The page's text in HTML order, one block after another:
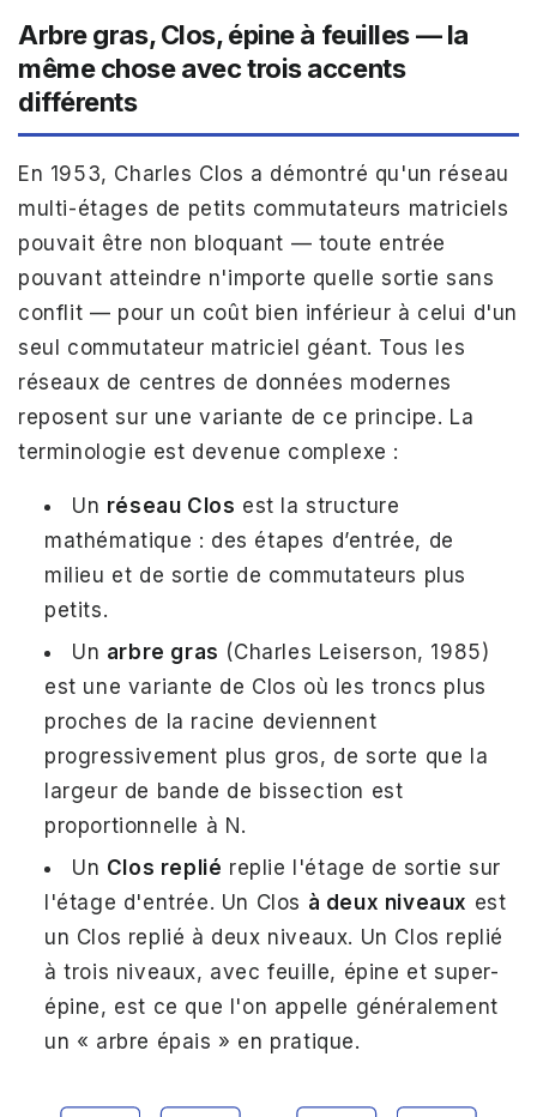
Arbre gras, Clos, épine à feuilles — la
même chose avec trois accents
différents
En 1953, Charles Clos a démontré qu'un réseau
multi-étages de petits commutateurs matriciels
pouvait être non bloquant — toute entrée
pouvant atteindre n'importe quelle sortie sans
conflit — pour un coût bien inférieur à celui d'un
seul commutateur matriciel géant. Tous les
réseaux de centres de données modernes
reposent sur une variante de ce principe. La
terminologie est devenue complexe :
Un réseau Clos est la structure
mathématique : des étapes d’entrée, de
milieu et de sortie de commutateurs plus
petits.
Un arbre gras (Charles Leiserson, 1985)
est une variante de Clos où les troncs plus
proches de la racine deviennent
progressivement plus gros, de sorte que la
largeur de bande de bissection est
proportionnelle à N.
Un Clos replié replie l'étage de sortie sur
l'étage d'entrée. Un Clos à deux niveaux est
un Clos replié à deux niveaux. Un Clos replié
à trois niveaux, avec feuille, épine et super-
épine, est ce que l'on appelle généralement
un « arbre épais » en pratique.